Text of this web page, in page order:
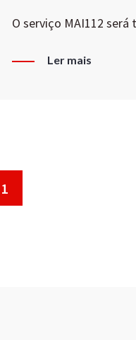
O serviço MAI112
Ler mais
1